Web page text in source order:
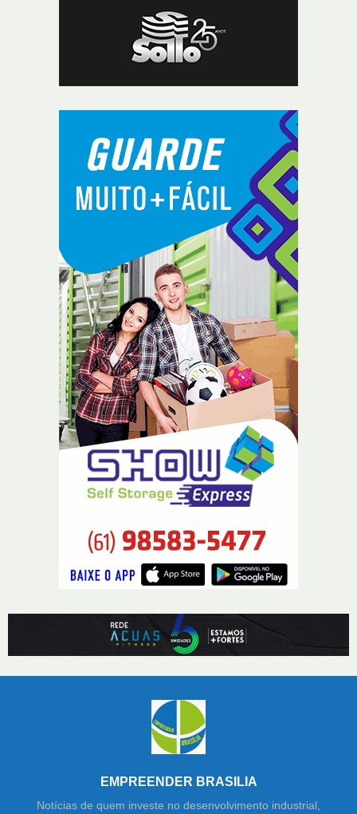
EMPREENDER BRASILIA
Notícias de quem investe no desenvolvimento industrial,